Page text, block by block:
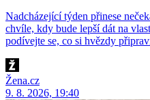
Nadcházející týden přinese
chvíle, kdy bude lepší dát na
podívejte se, co si hvězdy
Žena.cz
9. 8. 2026, 19:40